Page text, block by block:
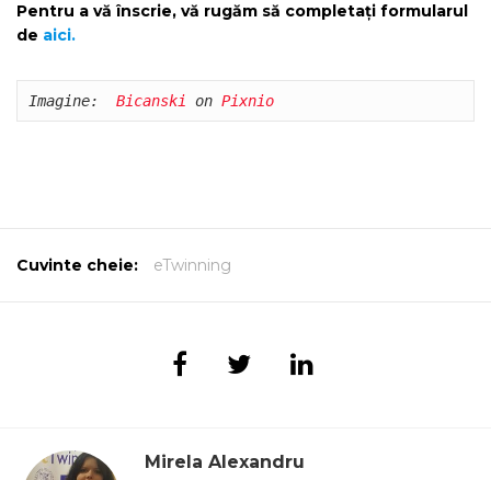
Pentru a vă înscrie, vă rugăm să completați formularul
de aici.
Imagine: Bicanski on Pixnio
Cuvinte cheie: eTwinning
Mirela Alexandru